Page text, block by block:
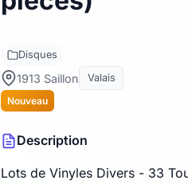
Disques
1913 Saillon
Valais
Nouveau
Description
Lots de Vinyles Divers - 33